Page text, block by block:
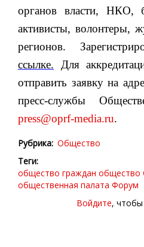
органов власти, НКО,
активисты, волонтеры,
регионов.
ссылке. Для
отправить заявку на
пресс-службы
press@oprf-media.ru.
Рубрика Общество
Теги
общество граждан общество
общественная палата Форум
Войдите,